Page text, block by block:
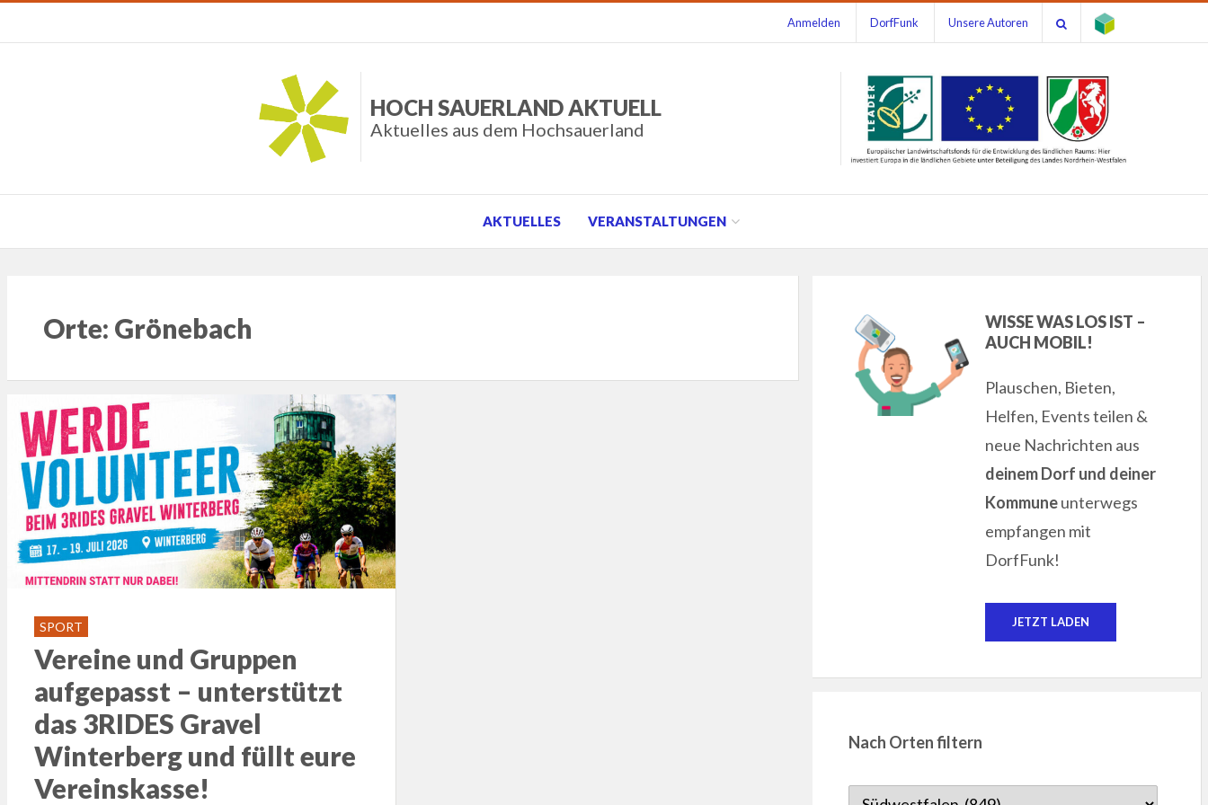
Anmelden DorfFunk Unsere Autoren
HOCH SAUERLAND AKTUELL
Aktuelles aus dem Hochsauerland
AKTUELLES VERANSTALTUNGEN
Orte: Grönebach
SPORT
Vereine und Gruppen
aufgepasst – unterstützt
das 3RIDES Gravel
Winterberg und füllt eure
Vereinskasse!
WISSE WAS LOS IST –
AUCH MOBIL!
Plauschen, Bieten,
Helfen, Events teilen &
neue Nachrichten aus
deinem Dorf und deiner
Kommuneunterwegs
empfangen mit
DorfFunk!
JETZT LADEN
Nach Orten filtern